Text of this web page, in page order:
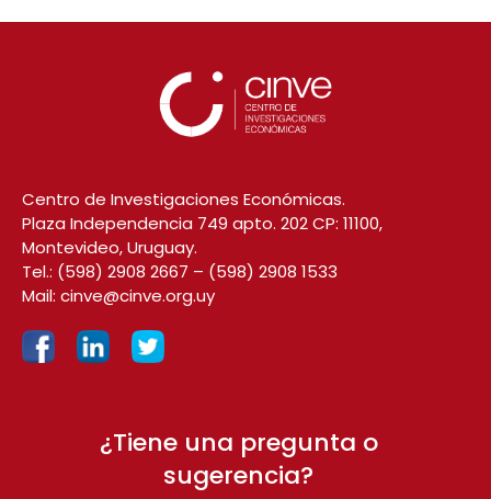
Centro de Investigaciones Económicas.
Plaza Independencia 749 apto. 202 CP: 11100,
Montevideo, Uruguay.
Tel.: (598) 2908 2667 – (598) 2908 1533
Mail: cinve@cinve.org.uy
¿Tiene una pregunta o
sugerencia?